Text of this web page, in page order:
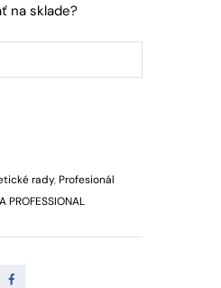
na sklade?
rady,Profesionál
PROFESSIONAL